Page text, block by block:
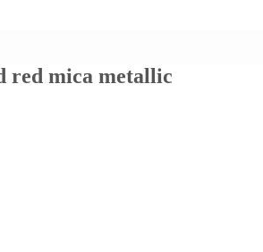
red mica metallic